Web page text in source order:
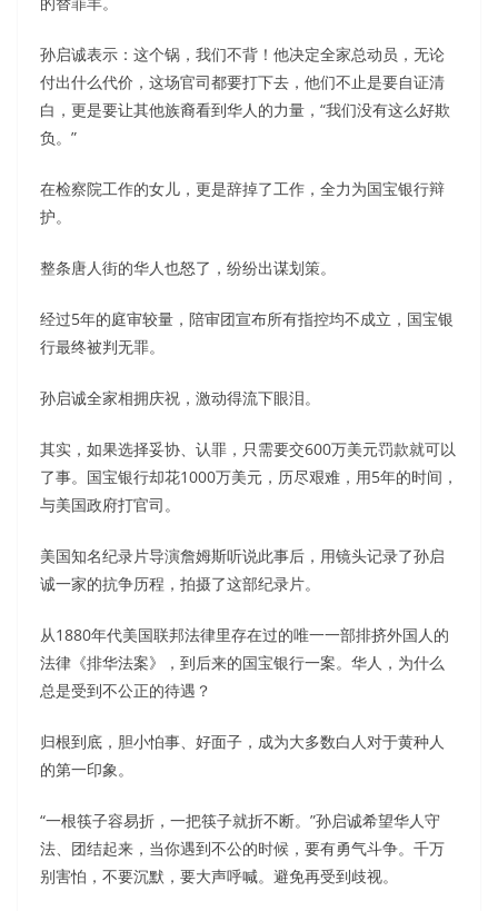
孙启诚表示：这个锅，我们不背！他决定全家总动员，无论
付出什么代价，这场官司都要打下去，他们不止是要自证清
白，更是要让其他族裔看到华人的力量，“我们没有这么好欺
负。”
在检察院工作的女儿，更是辞掉了工作，全力为国宝银行辩
护。
整条唐人街的华人也怒了，纷纷出谋划策。
经过5年的庭审较量，陪审团宣布所有指控均不成立，国宝银
行最终被判无罪。
孙启诚全家相拥庆祝，激动得流下眼泪。
其实，如果选择妥协、认罪，只需要交600万美元罚款就可以
了事。国宝银行却花1000万美元，历尽艰难，用5年的时间，
与美国政府打官司。
美国知名纪录片导演詹姆斯听说此事后，用镜头记录了孙启
诚一家的抗争历程，拍摄了这部纪录片。
从1880年代美国联邦法律里存在过的唯一一部排挤外国人的
法律《排华法案》，到后来的国宝银行一案。华人，为什么
总是受到不公正的待遇？
归根到底，胆小怕事、好面子，成为大多数白人对于黄种人
的第一印象。
“一根筷子容易折，一把筷子就折不断。”孙启诚希望华人守
法、团结起来，当你遇到不公的时候，要有勇气斗争。千万
别害怕，不要沉默，要大声呼喊。避免再受到歧视。